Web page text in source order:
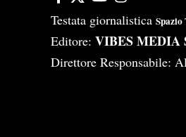
Testata giornalistica Spazio
Editore: VIBES MEDIA
Direttore Responsabile: